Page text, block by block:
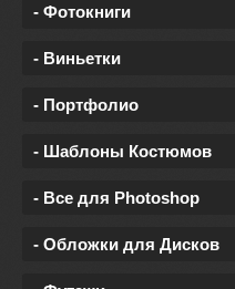
- Фотокниги
- Виньетки
- Портфолио
- Шаблоны Костюмов
- Все для Photoshop
- Обложки для Дисков